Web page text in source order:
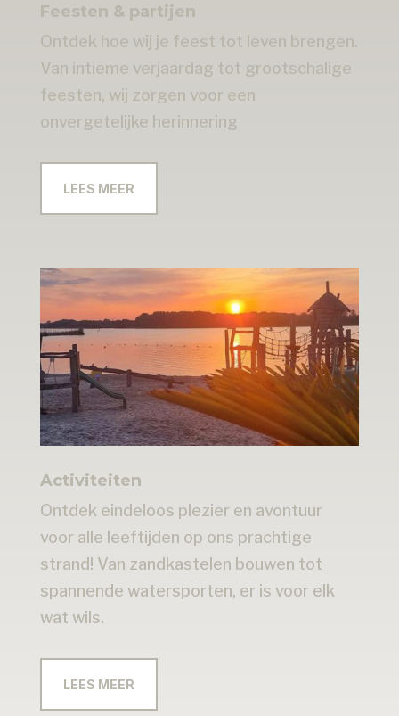
Feesten & partijen
Ontdek hoe wij je feest tot leven brengen.
Van intieme verjaardag tot grootschalige
feesten, wij zorgen voor een
onvergetelijke herinnering
LEES MEER
Activiteiten
Ontdek eindeloos plezier en avontuur
voor alle leeftijden op ons prachtige
strand! Van zandkastelen bouwen tot
spannende watersporten, er is voor elk
wat wils.
LEES MEER